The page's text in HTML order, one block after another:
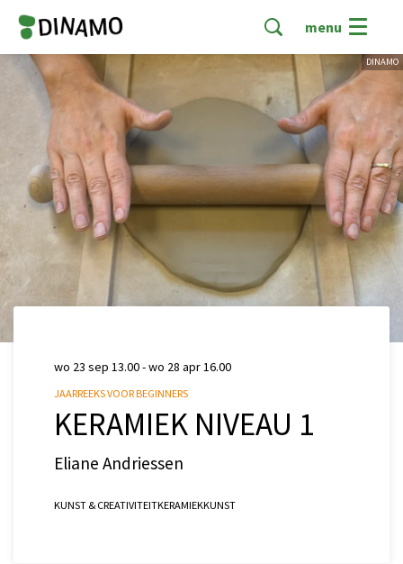
menu
DINAMO
KERAMIEK NIVEAU 1
Eliane Andriessen
JAARREEKS VOOR BEGINNERS
wo 23 sep 13.00-wo 28 apr16.00
KUNST & CREATIVITEITKERAMIEKKUNST